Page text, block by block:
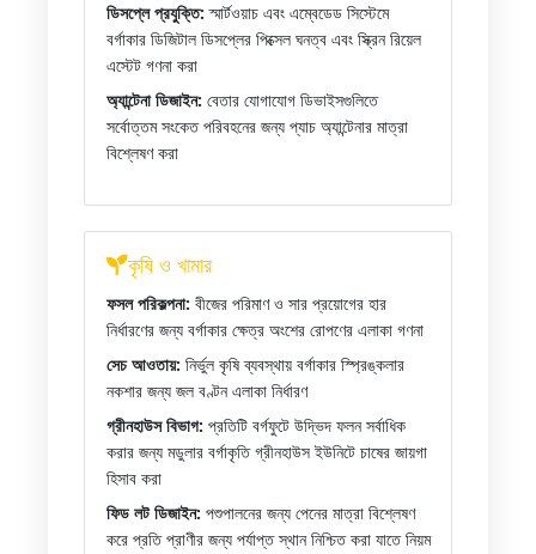
ডিসপ্লে প্রযুক্তি: স্মার্টওয়াচ এবং এম্বেডেড সিস্টেমে
বর্গাকার ডিজিটাল ডিসপ্লের পিক্সেল ঘনত্ব এবং স্ক্রিন রিয়েল
এস্টেট গণনা করা
অ্যান্টেনা ডিজাইন: বেতার যোগাযোগ ডিভাইসগুলিতে
সর্বোত্তম সংকেত পরিবহনের জন্য প্যাচ অ্যান্টেনার মাত্রা
বিশ্লেষণ করা
কৃষি ও খামার
ফসল পরিকল্পনা: বীজের পরিমাণ ও সার প্রয়োগের হার
নির্ধারণের জন্য বর্গাকার ক্ষেত্র অংশের রোপণের এলাকা গণনা
সেচ আওতায়: নির্ভুল কৃষি ব্যবস্থায় বর্গাকার স্প্রিঙ্কলার
নকশার জন্য জল বণ্টন এলাকা নির্ধারণ
গ্রীনহাউস বিভাগ: প্রতিটি বর্গফুটে উদ্ভিদ ফলন সর্বাধিক
করার জন্য মডুলার বর্গাকৃতি গ্রীনহাউস ইউনিটে চাষের জায়গা
হিসাব করা
ফিড লট ডিজাইন: পশুপালনের জন্য পেনের মাত্রা বিশ্লেষণ
করে প্রতি প্রাণীর জন্য পর্যাপ্ত স্থান নিশ্চিত করা যাতে নিয়ম